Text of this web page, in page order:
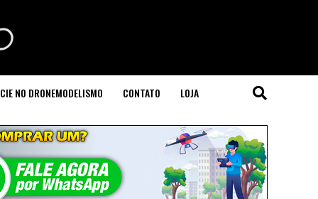
NO DRONEMODELISMO CONTATO LOJA